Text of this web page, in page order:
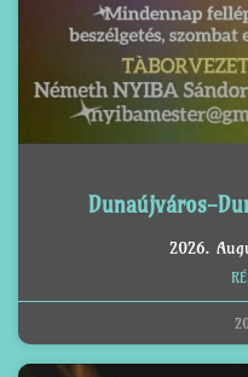
Dunaújváros-
2026.